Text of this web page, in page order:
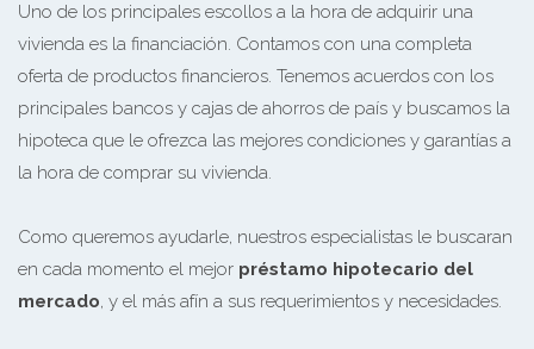
Uno de los principales escollos a la hora de adquirir una
vivienda es la financiación. Contamos con una completa
oferta de productos financieros. Tenemos acuerdos con los
principales bancos y cajas de ahorros de país y buscamos la
hipoteca que le ofrezca las mejores condiciones y garantías a
la hora de comprar su vivienda.
Como queremos ayudarle, nuestros especialistas le buscaran
en cada momento el mejor préstamo hipotecario del
mercado, y el más afín a sus requerimientos y necesidades.